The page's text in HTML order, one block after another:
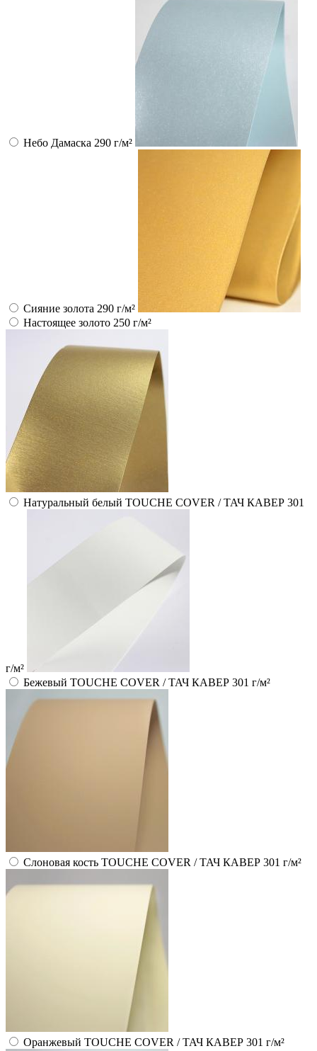
Небо Дамаска 290 г/м²
Сияние золота 290 г/м²
Настоящее золото 250 г/м²
Натуральный белый TOUCHE COVER / ТАЧ КАВЕР 301
г/м²
Бежевый TOUCHE COVER / ТАЧ КАВЕР 301 г/м²
Слоновая кость TOUCHE COVER / ТАЧ КАВЕР 301 г/м²
Оранжевый TOUCHE COVER / ТАЧ КАВЕР 301 г/м²